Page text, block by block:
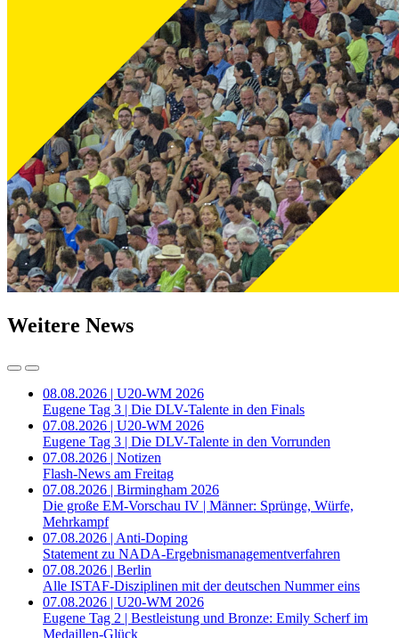
Weitere News
08.08.2026 | U20-WM 2026
Eugene Tag 3 | Die DLV-Talente in den Finals
07.08.2026 | U20-WM 2026
Eugene Tag 3 | Die DLV-Talente in den Vorrunden
07.08.2026 | Notizen
Flash-News am Freitag
07.08.2026 | Birmingham 2026
Die große EM-Vorschau IV | Männer: Sprünge, Würfe,
Mehrkampf
07.08.2026 | Anti-Doping
Statement zu NADA-Ergebnismanagementverfahren
07.08.2026 | Berlin
Alle ISTAF-Disziplinen mit der deutschen Nummer eins
07.08.2026 | U20-WM 2026
Eugene Tag 2 | Bestleistung und Bronze: Emily Scherf im
Medaillen-Glück